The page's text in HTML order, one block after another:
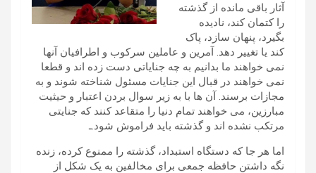
آثار باقی مانده از گذشته
را کتمان کند، نادیده
بگیرد، پنهان سازد، پاک
کند یا تغییر دهد. آمرین و عاملین سرکوب و اطرافیان آنها
نمی خواهند ما بدانیم به چه جنایاتی دست زده اند و قطعا
نمی خواهند در قبال این جنایات مسئول شناخته شوند و به
مجازات برسند. آن ها با به زیر سوال بردن اعتبار و حیثیت
مبارزین، می خواهند تمام دنیا را متقاعد کنند که جنایتی
مرتکب نشده اند و گذشته باید فراموش شود.ـ
اما هر جا که دستگاه استبداد، گذشته را ممنوع کرده، زنده
نگه داشتن حافظه جمعی برای مخالفین به یک شکل از